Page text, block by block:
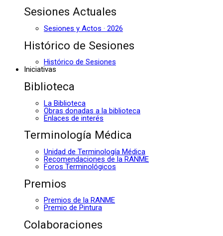
Sesiones Actuales
Sesiones y Actos · 2026
Histórico de Sesiones
Histórico de Sesiones
Iniciativas
Biblioteca
La Biblioteca
Obras donadas a la biblioteca
Enlaces de interés
Terminología Médica
Unidad de Terminología Médica
Recomendaciones de la RANME
Foros Terminológicos
Premios
Premios de la RANME
Premio de Pintura
Colaboraciones